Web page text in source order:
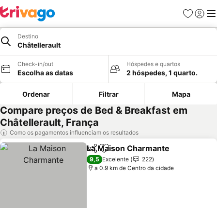
Favoritos
Iniciar
Destino
Châtellerault
Check-in/out
Escolha as datas
Hóspedes e quartos
2 hóspedes, 1 quarto.
Ordenar Filtrar Mapa
Compare preços de Bed & Breakfast em
Châtellerault, França
Como os pagamentos influenciam os resultados
PartilharAdicionar aos favoritos
La Maison Charmante
9,5 Excelente
222
a 0.9 km de Centro da cidade